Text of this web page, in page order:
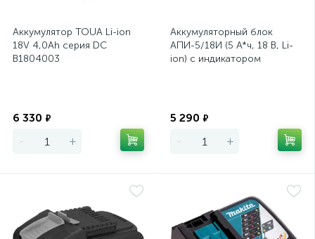
Аккумулятор TOUA Li-ion
18V 4,0Ah серия DC
B1804003
6 330 ₽
- +
Аккумуляторный блок
АПИ-5/18И (5 А*ч, 18 В, Li-
ion) с индикатором
5 290 ₽
- +